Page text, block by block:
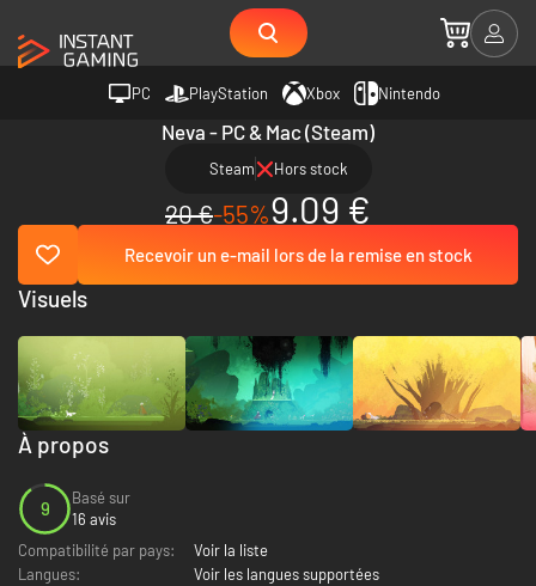
PC PlayStation Xbox Nintendo
Neva - PC & Mac (Steam)
Steam Hors stock
20 €-55%9.09 €
Recevoir un e-mail lors de la remise en stock
À propos
9
Basé sur
16 avis
Compatibilité par pays:
Voir la liste
Langues:
Voir les langues supportées
Visuels